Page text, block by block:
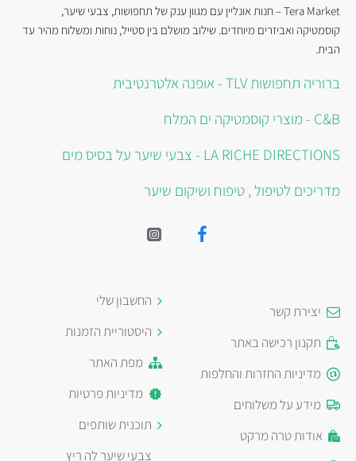
Tera Market – חנות אונליין עם מגוון ענק של תחפושות, צבעי שיער,
קוסמטיקה ואביזרים מיוחדים. שילוב מושלם בין סטייל, נוחות ומשלוח מהיר עד
הבית.
ברוריה תחפושות TLV - אופנה אלטרנטיבית
C&B - מוצרי קוסמטיקה ים המלח
LA RICHE DIRECTIONS - צבעי שיער על בסיס מים
מדריכים לטיפול , טיפוח ושיקום שיער
יצירת קשר
תקנון רכישה באתר
מדיניות החזרות והחלפות
מידע על משלוחים
אודות טרה מרקט
החשבון שלי
היסטוריית הזמנות
מפת האתר
מדיניות פרטיות
תוכנית שותפים
צבעי שיער לה ריץ